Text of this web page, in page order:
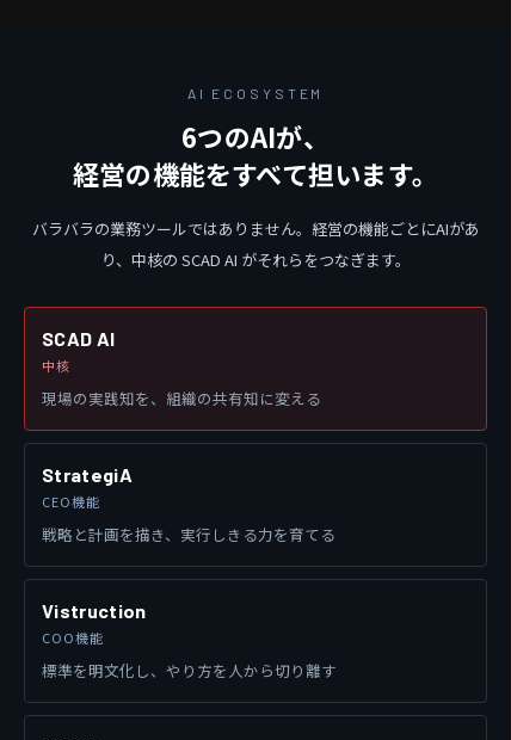
AI ECOSYSTEM
6つのAIが、
経営の機能をすべて担います。
バラバラの業務ツールではありません。経営の機能ごとにAIがあ
り、中核の SCAD AI がそれらをつなぎます。
SCAD AI
中核
現場の実践知を、組織の共有知に変える
StrategiA
CEO機能
戦略と計画を描き、実行しきる力を育てる
Vistruction
COO機能
標準を明文化し、やり方を人から切り離す